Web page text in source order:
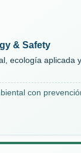
& Safety
ecología aplicada y
con